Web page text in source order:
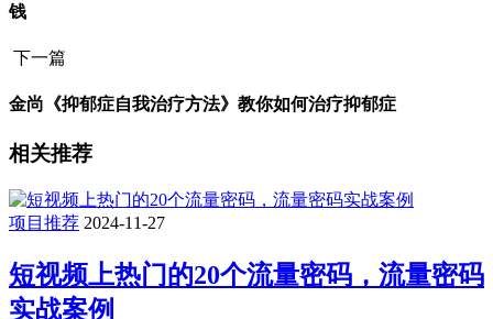
钱
下一篇
金尚《抑郁症自我治疗方法》教你如何治疗抑郁症
相关推荐
项目推荐 2024-11-27
短视频上热门的20个流量密码，流量密码
实战案例